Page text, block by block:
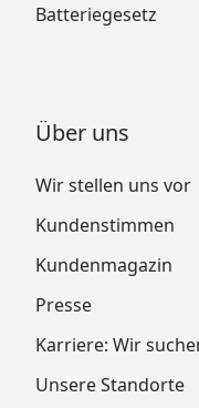
Batteriegesetz
Über uns
Wir stellen uns vor
Kundenstimmen
Kundenmagazin
Presse
Karriere: Wir
Unsere Standorte